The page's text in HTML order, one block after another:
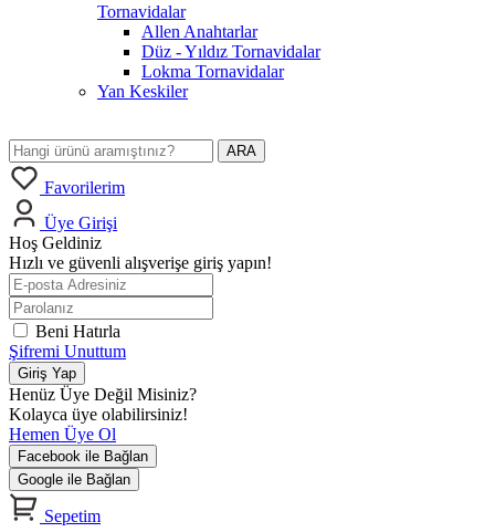
Tornavidalar
Allen Anahtarlar
Düz - Yıldız Tornavidalar
Lokma Tornavidalar
Yan Keskiler
ARA
Favorilerim
Üye Girişi
Hoş Geldiniz
Hızlı ve güvenli alışverişe giriş yapın!
Beni Hatırla
Şifremi Unuttum
Giriş Yap
Henüz Üye Değil Misiniz?
Kolayca üye olabilirsiniz!
Hemen Üye Ol
Facebook ile Bağlan
Google ile Bağlan
Sepetim